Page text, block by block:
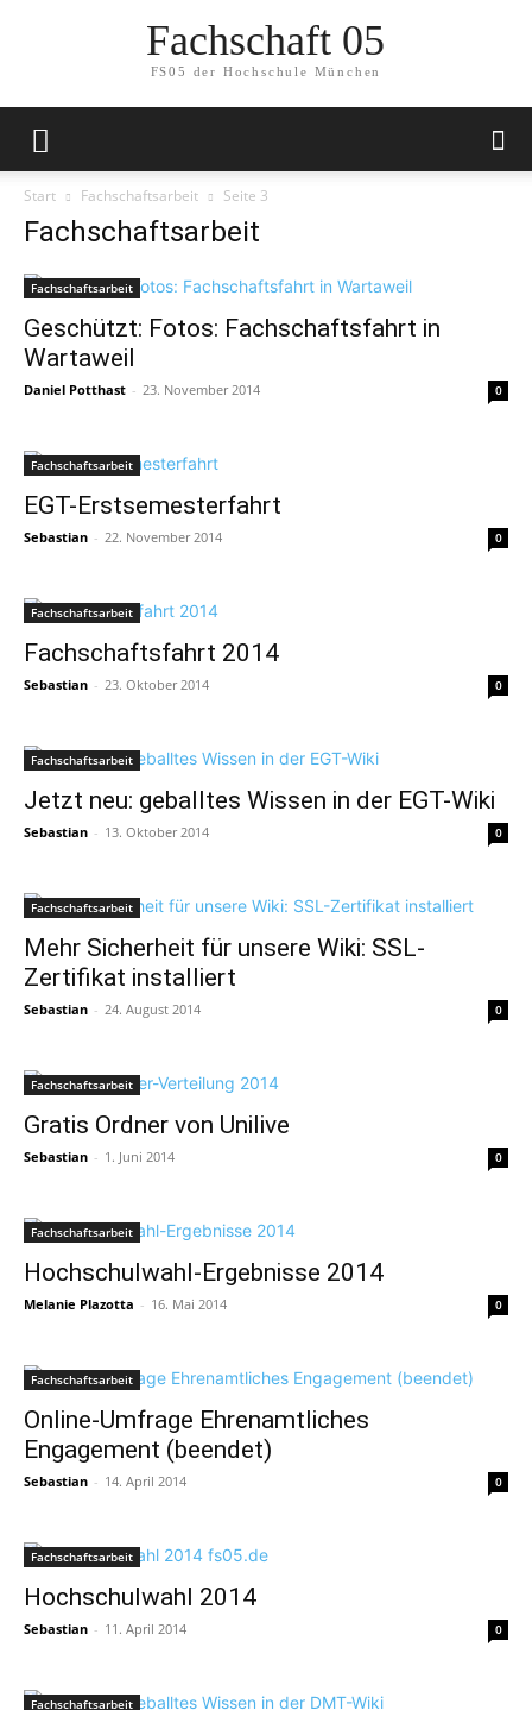
Fachschaft 05
FS05 der Hochschule München
Start Fachschaftsarbeit Seite 3
Fachschaftsarbeit
Fachschaftsarbeit
Geschützt: Fotos: Fachschaftsfahrt in
Wartaweil
Daniel Potthast - 23. November 2014 0
Fachschaftsarbeit
EGT-Erstsemesterfahrt
Sebastian - 22. November 2014 0
Fachschaftsarbeit
Fachschaftsfahrt 2014
Sebastian - 23. Oktober 2014 0
Fachschaftsarbeit
Jetzt neu: geballtes Wissen in der EGT-Wiki
Sebastian - 13. Oktober 2014 0
Fachschaftsarbeit
Mehr Sicherheit für unsere Wiki: SSL-
Zertifikat installiert
Sebastian - 24. August 2014 0
Fachschaftsarbeit
Gratis Ordner von Unilive
Sebastian - 1. Juni 2014 0
Fachschaftsarbeit
Hochschulwahl-Ergebnisse 2014
Melanie Plazotta - 16. Mai 2014 0
Fachschaftsarbeit
Online-Umfrage Ehrenamtliches
Engagement (beendet)
Sebastian - 14. April 2014 0
Fachschaftsarbeit
Hochschulwahl 2014
Sebastian - 11. April 2014 0
Fachschaftsarbeit